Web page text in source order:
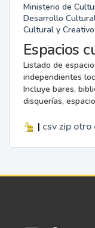
Ministerio de
Desarrollo
Cultural y Creativo.
Espacios
Listado de
independientes
Incluye bares,
disquerías,
| csv zip otro